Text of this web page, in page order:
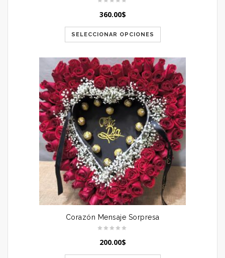
360.00$
SELECCIONAR OPCIONES
Corazón Mensaje Sorpresa
200.00$